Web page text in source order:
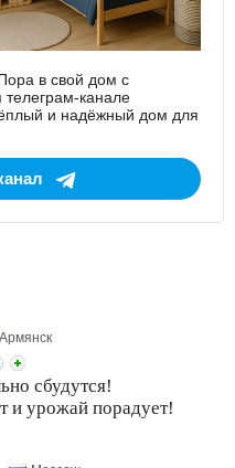
в свой дом с
канале
и надёжный дом для
Армянск
сбудутся!
и урожай порадует!